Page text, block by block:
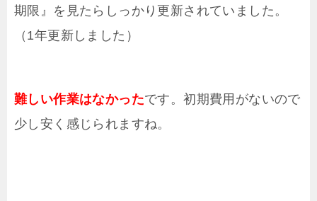
期限』を見たらしっかり更新されていました。
（1年更新しました）
難しい作業はなかったです。初期費用がないので
少し安く感じられますね。